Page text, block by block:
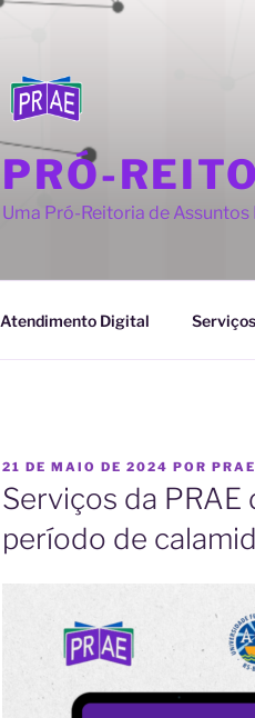
PRÓ-
Uma Pró-Reitoria de
Atendimento Digital Serviços
PUBLICADO
EM
21 DE MAIO DE 2024 POR PRAE
Serviços da
período de